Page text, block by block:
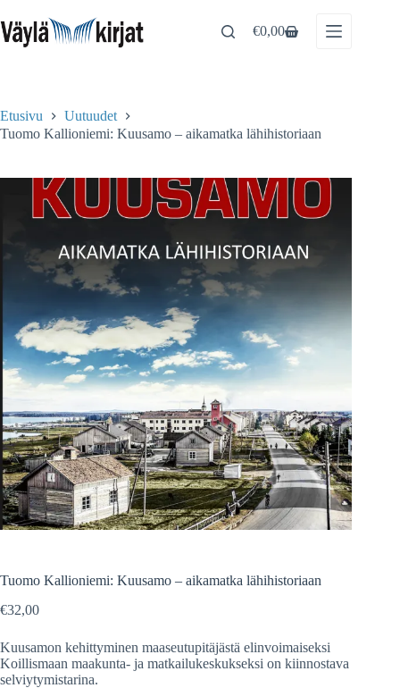
to
content
Shopping
€0,00
Etusivu
Uutuudet
Tuomo Kallioniemi: Kuusamo – aikamatka lähihistoriaan
Tuomo Kallioniemi: Kuusamo – aikamatka lähihistoriaan
€32,00
Kuusamon kehittyminen maaseutupitäjästä elinvoimaiseksi
Koillismaan maakunta- ja matkailukeskukseksi on kiinnostava
selviytymistarina.